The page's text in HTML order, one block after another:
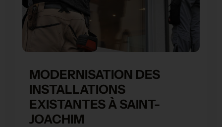
MODERNISATION DES
INSTALLATIONS
EXISTANTES À SAINT-
JOACHIM